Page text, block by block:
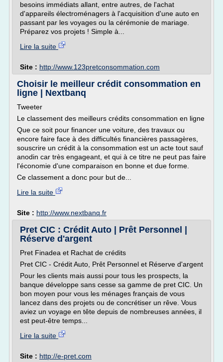
besoins immédiats allant, entre autres, de l'achat
d'appareils électroménagers à l'acquisition d'une auto en
passant par les voyages ou la cérémonie de mariage.
Préparez vos projets ! Simple à...
Lire la suite
Site : http://www.123pretconsommation.com
Choisir le meilleur crédit consommation en
ligne | Nextbanq
Tweeter
Le classement des meilleurs crédits consommation en ligne
Que ce soit pour financer une voiture, des travaux ou
encore faire face à des difficultés financières passagères,
souscrire un crédit à la consommation est un acte tout sauf
anodin car très engageant, et qui à ce titre ne peut pas faire
l'économie d'une comparaison en bonne et due forme.
Ce classement a donc pour but de...
Lire la suite
Site : http://www.nextbanq.fr
Pret CIC : Crédit Auto | Prêt Personnel |
Réserve d'argent
Pret Finadea et Rachat de crédits
Pret CIC - Crédit Auto, Prêt Personnel et Réserve d'argent
Pour les clients mais aussi pour tous les prospects, la
banque développe sans cesse sa gamme de pret CIC. Un
bon moyen pour vous les ménages français de vous
lancez dans des projets ou de concrétiser un rêve. Vous
aviez un voyage en tête depuis de nombreuses années, il
est peut-être temps...
Lire la suite
Site : http://e-pret.com